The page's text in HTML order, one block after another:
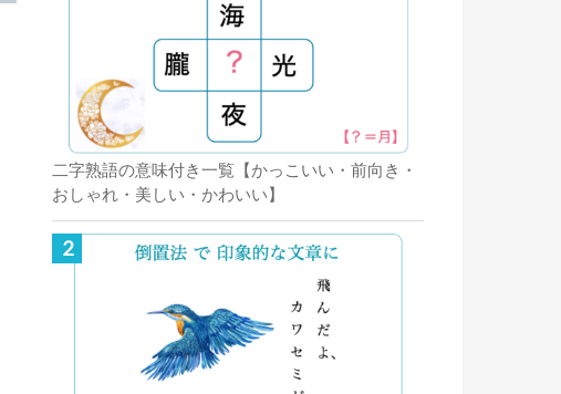
二字熟語の意味付き一覧【かっこいい・前向き・
おしゃれ・美しい・かわいい】